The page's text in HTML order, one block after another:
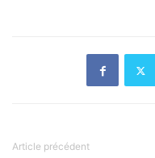
Article précédent